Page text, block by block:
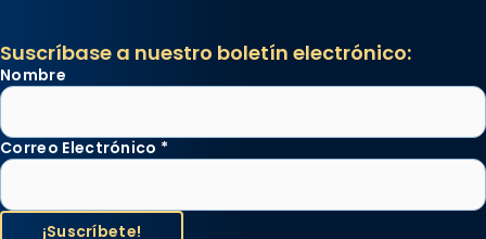
Suscríbase a nuestro boletín electrónico:
Nombre
Correo Electrónico *